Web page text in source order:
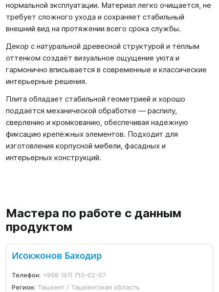
нормальной эксплуатации. Материал легко очищается, не
требует сложного ухода и сохраняет стабильный
внешний вид на протяжении всего срока службы.
Декор с натуральной древесной структурой и тёплым
оттенком создаёт визуальное ощущение уюта и
гармонично вписывается в современные и классические
интерьерные решения.
Плита обладает стабильной геометрией и хорошо
поддаётся механической обработке — распилу,
сверлению и кромкованию, обеспечивая надёжную
фиксацию крепёжных элементов. Подходит для
изготовления корпусной мебели, фасадных и
интерьерных конструкций.
Мастера по работе с данным
продуктом
Исокжонов Баходир
Телефон: +998 (97) 710-02-07
Регион: Ташкент / Ташкентская область